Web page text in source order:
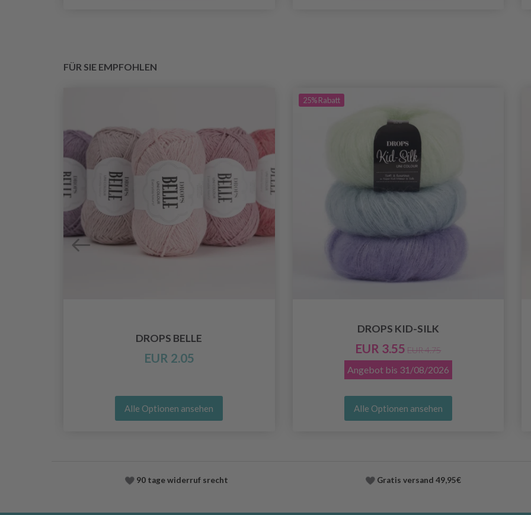
FÜR SIE EMPFOHLEN
DROPS BELLE
EUR 2.05
Alle Optionen ansehen
25%Rabatt
DROPS KID-SILK
EUR 3.55 EUR 4.75
Angebot bis 31/08/2026
Alle Optionen ansehen
90 tage widerruf srecht Gratis versand 49,95€